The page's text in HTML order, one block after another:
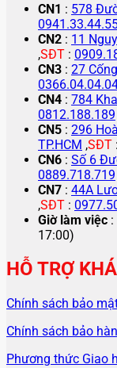
CN1 : 578
CN2 : 11
,SĐT :
CN3 : 27
CN4 : 784
0812.188.189
CN5 : 296
TP.HCM ,SĐT :
CN6 : Số 6
0889.718.719
CN7 : 44A
,SĐT :
Giờ làm việc :
17:00)
HỖ TRỢ
Chính sách bảo
Chính sách bảo
Phương thức Giao